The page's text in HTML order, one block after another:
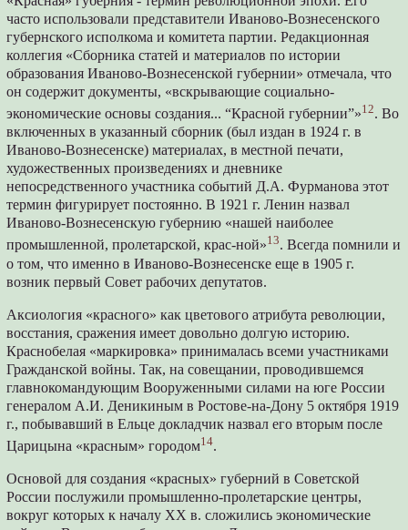
часто использовали представители Иваново-Вознесенского
губернского исполкома и комитета партии. Редакционная
коллегия «Сборника статей и материалов по истории
образования Иваново-Вознесенской губернии» отмечала, что
он содержит документы, «вскрывающие социально-
экономические основы создания... “Красной губернии”»12. Во
включенных в указанный сборник (был издан в 1924 г. в
Иваново-Вознесенске) материалах, в местной печати,
художественных произведениях и дневнике
непосредственного участника событий Д.А. Фурманова этот
термин фигурирует постоянно. В 1921 г. Ленин назвал
Иваново-Вознесенскую губернию «нашей наиболее
промышленной, пролетарской, крас-ной»13. Всегда помнили и
о том, что именно в Иваново-Вознесенске еще в 1905 г.
возник первый Совет рабочих депутатов.
Аксиология «красного» как цветового атрибута революции,
восстания, сражения имеет довольно долгую историю.
Краснобелая «маркировка» принималась всеми участниками
Гражданской войны. Так, на совещании, проводившемся
главнокомандующим Вооруженными силами на юге России
генералом А.И. Деникиным в Ростове-на-Дону 5 октября 1919
г., побывавший в Ельце докладчик назвал его вторым после
Царицына «красным» городом14.
Основой для создания «красных» губерний в Советской
России послужили промышленно-пролетарские центры,
вокруг которых к началу XX в. сложились экономические